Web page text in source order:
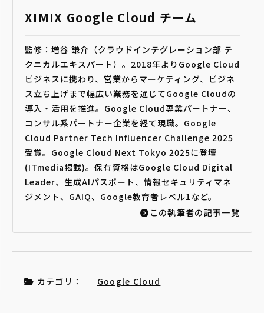
XIMIX Google Cloud チーム
監修：増谷 謙介（クラウドインテグレーション部 テ
クニカルエキスパート）。2018年よりGoogle Cloud
ビジネスに携わり、営業からマーケティング、ビジネ
ス立ち上げまで幅広い業務を通じてGoogle Cloudの
導入・活用を推進。Google Cloud専業パートナー、
コンサル系パートナー企業を経て現職。Google
Cloud Partner Tech Influencer Challenge 2025
受賞。Google Cloud Next Tokyo 2025に登壇
(ITmedia掲載)。保有資格はGoogle Cloud Digital
Leader、生成AIパスポート、情報セキュリティマネ
ジメント、GAIQ、Google教育者レベル1など。
この執筆者の記事一覧
カテゴリ： Google Cloud